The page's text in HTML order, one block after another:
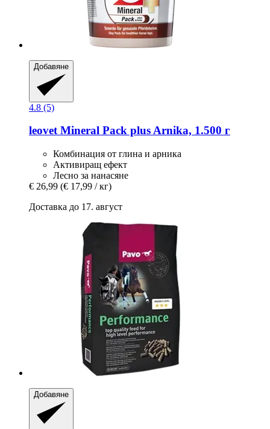
Добавяне
4.8 (5)
leovetMineral Pack plus Arnika, 1.500 г
Комбинация от глина и арника
Активиращ ефект
Лесно за нанасяне
€ 26,99 (€ 17,99 / кг)
Доставка до 17. август
Добавяне